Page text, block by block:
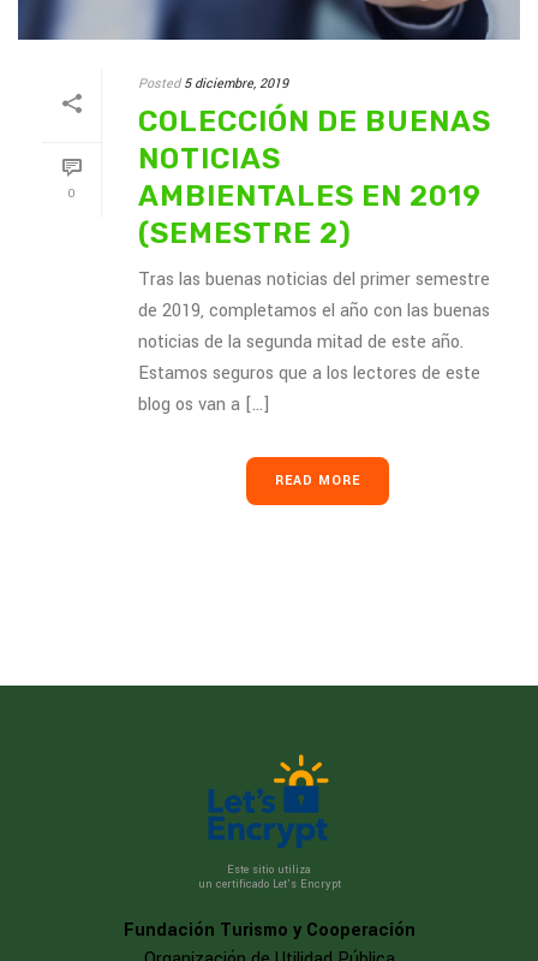
0
Posted 5 diciembre, 2019
COLECCIÓN DE BUENAS
NOTICIAS
AMBIENTALES EN 2019
(SEMESTRE 2)
Tras las buenas noticias del primer semestre
de 2019, completamos el año con las buenas
noticias de la segunda mitad de este año.
Estamos seguros que a los lectores de este
blog os van a [...]
READ MORE
Este sitio utiliza
un certificado Let’s Encrypt
Fundación Turismo y Cooperación